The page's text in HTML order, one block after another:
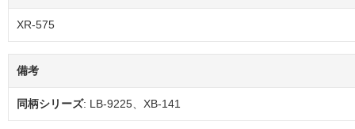
XR-575
備考
同柄シリーズ: LB-9225、XB-141